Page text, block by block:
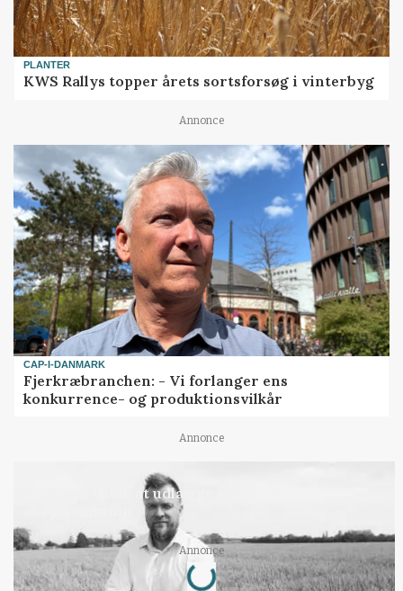
PLANTER
KWS Rallys topper årets sortsforsøg i vinterbyg
Annonce
CAP-I-DANMARK
Fjerkræbranchen: - Vi forlanger ens
konkurrence- og produktionsvilkår
Annonce
Det er en uskik at udlægge et røgslør om
Annonce
Loading...